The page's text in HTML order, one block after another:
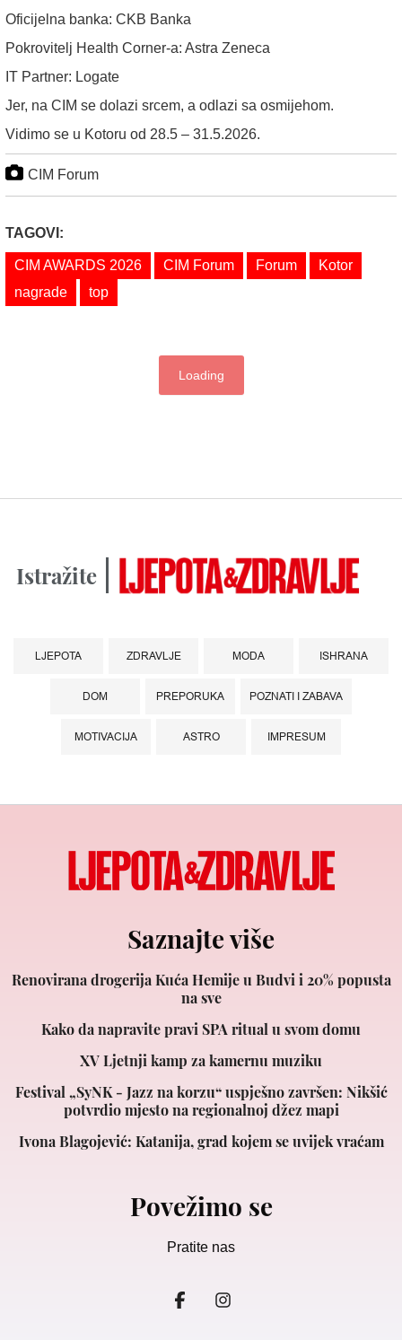
Oficijelna banka: CKB Banka
Pokrovitelj Health Corner-a: Astra Zeneca
IT Partner: Logate
Jer, na CIM se dolazi srcem, a odlazi sa osmijehom.
Vidimo se u Kotoru od 28.5 – 31.5.2026.
CIM Forum
TAGOVI:
CIM AWARDS 2026 CIM Forum Forum
Kotor
nagrade
top
Loading
Istražite
LJEPOTA ZDRAVLJE MODA ISHRANA
DOM PREPORUKA POZNATI I ZABAVA
MOTIVACIJA ASTRO IMPRESUM
Saznajte više
Renovirana drogerija Kuća Hemije u Budvi i 20% popusta
na sve
Kako da napravite pravi SPA ritual u svom domu
XV Ljetnji kamp za kamernu muziku
Festival „SyNK - Jazz na korzu“ uspješno završen: Nikšić
potvrdio mjesto na regionalnoj džez mapi
Ivona Blagojević: Katanija, grad kojem se uvijek vraćam
Povežimo se
Pratite nas